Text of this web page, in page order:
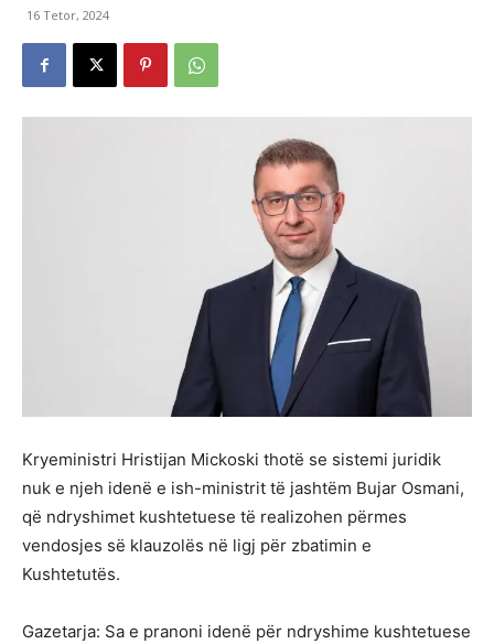
16 Tetor, 2024
Kryeministri Hristijan Mickoski thotë se sistemi juridik
nuk e njeh idenë e ish-ministrit të jashtëm Bujar Osmani,
që ndryshimet kushtetuese të realizohen përmes
vendosjes së klauzolës në ligj për zbatimin e
Kushtetutës.
Gazetarja: Sa e pranoni idenë për ndryshime kushtetuese